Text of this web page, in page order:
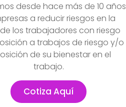
desde hace más de 10 años
a reducir riesgos en la
los trabajadores con riesgo
a trabajos de riesgo y/o
de su bienestar en el
trabajo.
Cotiza Aquí